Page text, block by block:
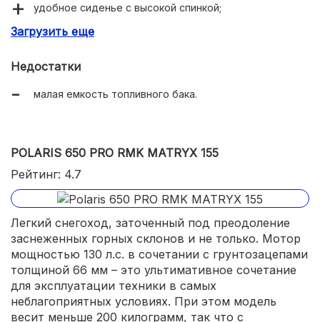
удобное сиденье с высокой спинкой;
низкий вес, хорошая динамика разгона.
Загрузить еще
Недостатки
малая емкость топливного бака.
POLARIS 650 PRO RMK MATRYX 155
Рейтинг: 4.7
Легкий снегоход, заточенный под преодоление
заснеженных горных склонов и не только. Мотор
мощностью 130 л.с. в сочетании с грунтозацепами
толщиной 66 мм – это ультимативное сочетание
для эксплуатации техники в самых
неблагоприятных условиях. При этом модель
весит меньше 200 килограмм, так что с